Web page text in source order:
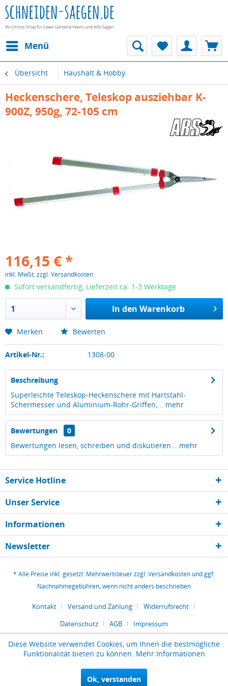
Menü
Übersicht Haushalt & Hobby
Heckenschere, Teleskop ausziehbar K-
900Z, 950g, 72-105 cm
116,15 € *
inkl. MwSt.zzgl. Versandkosten
Sofort versandfertig, Lieferzeit ca. 1-3 Werktage
In den Warenkorb
Merken Bewerten
Artikel-Nr.: 1308-00
Beschreibung
Superleichte Teleskop-Heckenschere mit Hartstahl-
Schermesser und Aluminium-Rohr-Griffen,... mehr
Bewertungen
0
Bewertungen lesen, schreiben und diskutieren... mehr
Service Hotline
Unser Service
Informationen
Newsletter
* Alle Preise inkl. gesetzl. Mehrwertsteuer zzgl.Versandkosten und ggf.
Nachnahmegebühren, wenn nicht anders beschrieben
Kontakt Versand und Zahlung
Widerrufsrecht
Datenschutz
AGB Impressum
Diese Website verwendet Cookies, um Ihnen die bestmögliche
Funktionalität bieten zu können. Mehr Informationen
Ok, verstanden